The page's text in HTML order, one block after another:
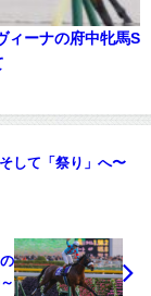
ィーナの府中牝馬S
して「祭り」へ〜